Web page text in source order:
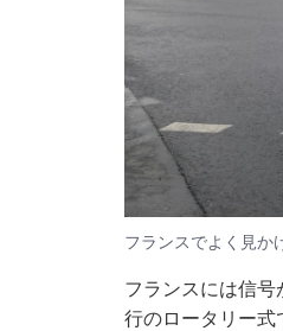
フランスでよく見か
フランスには信
行のロータリー式